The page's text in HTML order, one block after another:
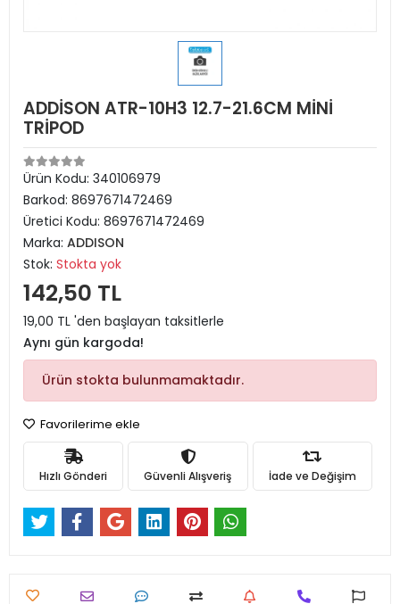
ADDİSON ATR-10H3 12.7-21.6CM MİNİ
TRİPOD
Ürün Kodu: 340106979
Barkod: 8697671472469
Üretici Kodu: 8697671472469
Marka: ADDISON
Stok: Stokta yok
142,50 TL
19,00 TL 'den başlayan taksitlerle
Aynı gün kargoda!
Ürün stokta bulunmamaktadır.
Favorilerime ekle
Hızlı Gönderi Güvenli Alışveriş İade ve Değişim